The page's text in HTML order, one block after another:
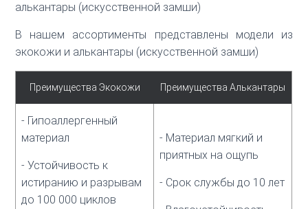
алькантары (искусственной замши)
В нашем ассортименты представлены модели из
экокожи и алькантары (искусственной замши)
Преимущества Экокожи Преимущества Алькантары
- Гипоаллергенный
материал
- Устойчивость к
истиранию и разрывам
до 100 000 циклов
- Материал мягкий и
приятных на ощупь
- Срок службы до 10 лет